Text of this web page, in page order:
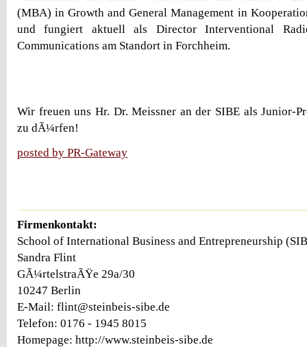
(MBA) in Growth and General Management in
und fungiert aktuell als Director Interventional
Communications am Standort in Forchheim.
Wir freuen uns Hr. Dr. Meissner an der SIBE als Junior-
zu dÃ¼rfen!
posted by PR-Gateway
Firmenkontakt:
School of International Business and Entrepreneurship
Sandra Flint
GÃ¼rtelstraÃŸe 29a/30
10247 Berlin
E-Mail: flint@steinbeis-sibe.de
Telefon: 0176 - 1945 8015
Homepage: http://www.steinbeis-sibe.de